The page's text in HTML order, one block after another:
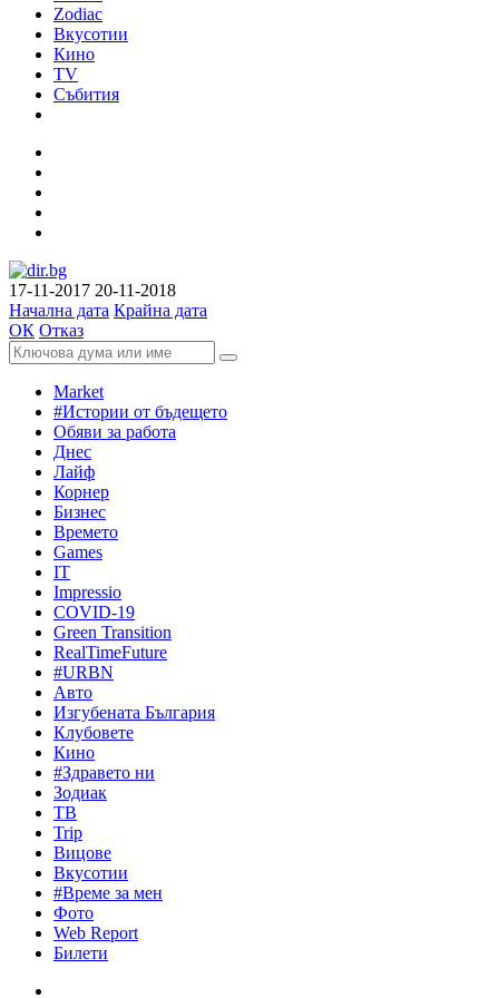
Zodiac
Вкусотии
Кино
TV
Събития
17-11-2017 20-11-2018
Начална дата Крайна дата
ОК Отказ
Market
#Истории от бъдещето
Обяви за работа
Днес
Лайф
Корнер
Бизнес
Времето
Games
IT
Impressio
COVID-19
Green Transition
RealTimeFuture
#URBN
Авто
Изгубената България
Клубовете
Кино
#Здравето ни
Зодиак
ТВ
Trip
Вицове
Вкусотии
#Време за мен
Фото
Web Report
Билети